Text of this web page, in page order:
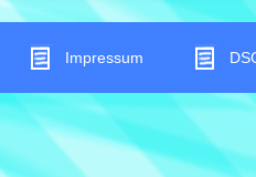
Impressum